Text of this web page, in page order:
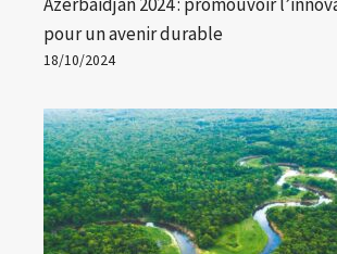
pour un avenir durable
18/10/2024